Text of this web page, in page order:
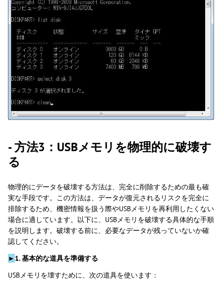
- 方法3：USBメモリを物理的に破壊す
る
物理的にデータを破壊する方法は、完全に削除するための最も確
実な手段です。この方法は、データが復元されるリスクを完全に
排除するため、機密情報を扱う際やUSBメモリを再利用したくない
場合に適しています。以下に、USBメモリを破壊する具体的な手順
を説明します。破壊する前に、必要なデータが残っていないか確
認してください。
► 1. 基本的な道具を準備する
USBメモリを壊すために、次の道具を使います：